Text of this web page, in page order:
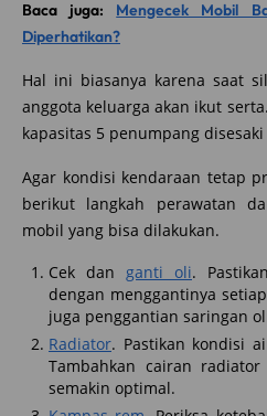
Baca juga: Mengecek Mobil
Diperhatikan?
Hal ini biasanya karena saat
anggota keluarga akan ikut
kapasitas 5 penumpang
Agar kondisi kendaraan tetap
berikut langkah perawatan
mobil yang bisa dilakukan.
Cek dan ganti oli.
dengan menggantinya
juga penggantian saringan
Radiator. Pastikan kondisi
Tambahkan cairan radiator
semakin optimal.